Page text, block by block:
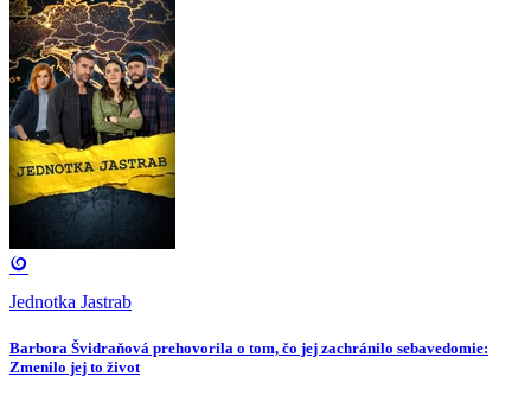
Jednotka Jastrab
Barbora Švidraňová prehovorila o tom, čo jej zachránilo sebavedomie:
Zmenilo jej to život